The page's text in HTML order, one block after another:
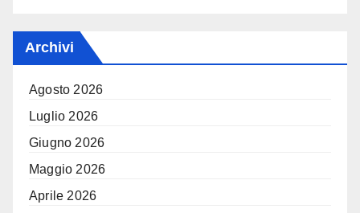
Archivi
Agosto 2026
Luglio 2026
Giugno 2026
Maggio 2026
Aprile 2026